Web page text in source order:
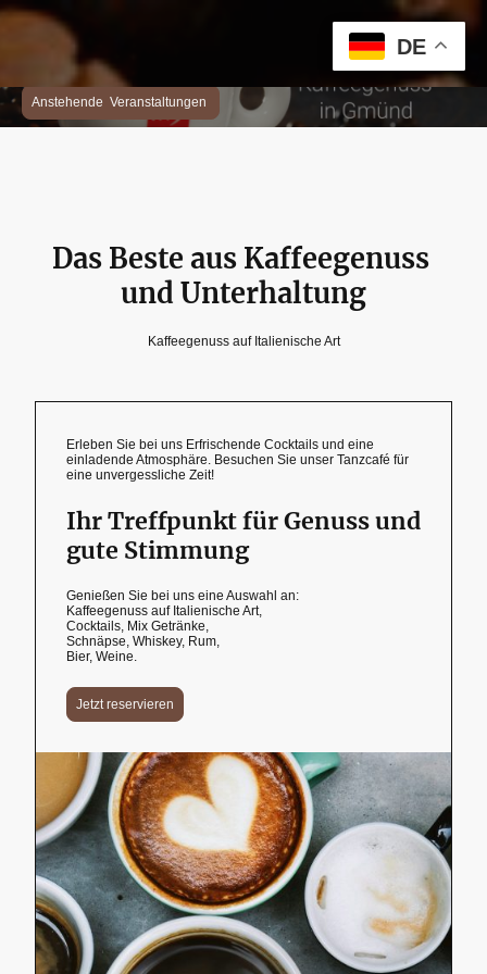
Anstehende Veranstaltungen
Das Beste aus Kaffeegenuss
und Unterhaltung
Kaffeegenuss auf Italienische Art
Erleben Sie bei uns Erfrischende Cocktails und eine
einladende Atmosphäre. Besuchen Sie unser Tanzcafé für
eine unvergessliche Zeit!
Ihr Treffpunkt für Genuss und
gute Stimmung
Genießen Sie bei uns eine Auswahl an:
Kaffeegenuss auf Italienische Art,
Cocktails, Mix Getränke,
Schnäpse, Whiskey, Rum,
Bier, Weine.
Jetzt reservieren
DE